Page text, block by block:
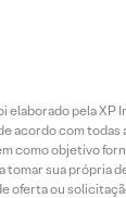
elaborado pela XP
acordo com
como objetivo
tomar sua própria
oferta ou